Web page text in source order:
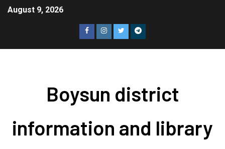
August 9, 2026
Boysun district
information and library